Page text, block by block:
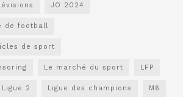
JO 2024
de football
de sport
Le marché du sport LFP
Ligue 2 Ligue des champions M6